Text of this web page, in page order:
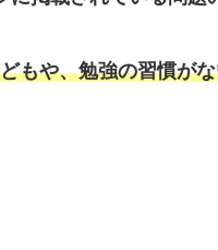
もや、勉強の習慣が